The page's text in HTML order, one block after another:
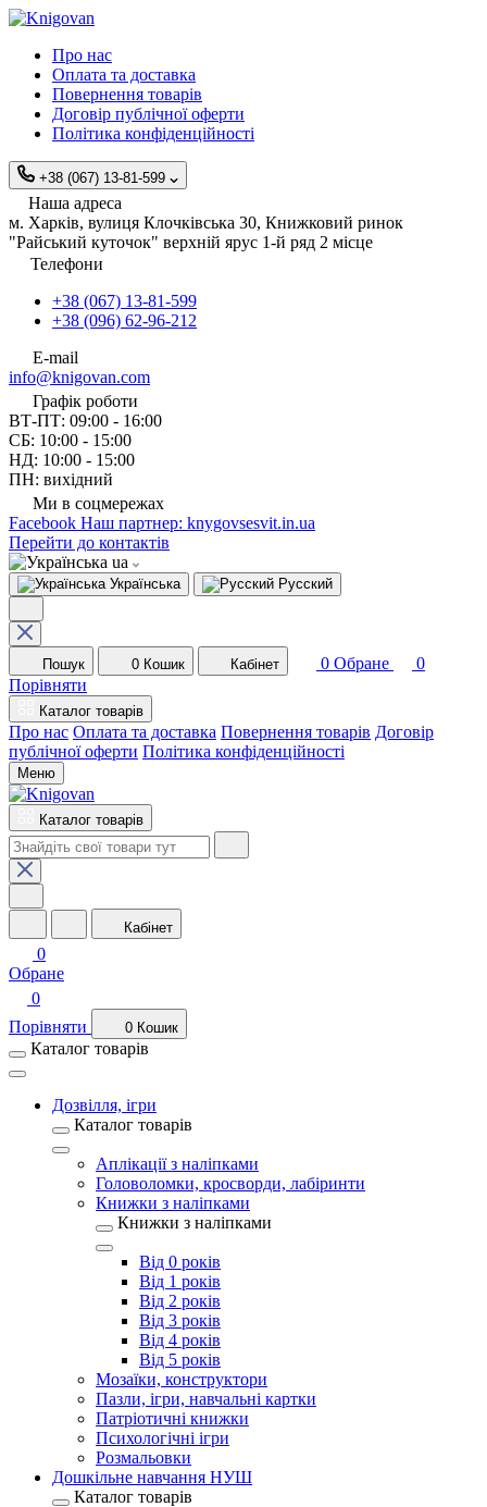
Про нас
Оплата та доставка
Повернення товарів
Договір публічної оферти
Політика конфіденційності
+38 (067) 13-81-599
Наша адреса
м. Харків, вулиця Клочківська 30, Книжковий ринок
"Райський куточок" верхній ярус 1-й ряд 2 місце
Телефони
+38 (067) 13-81-599
+38 (096) 62-96-212
E-mail
info@knigovan.com
Графік роботи
ВТ-ПТ: 09:00 - 16:00
СБ: 10:00 - 15:00
НД: 10:00 - 15:00
ПН: вихідний
Ми в соцмережах
Facebook Наш партнер: knygovsesvit.in.ua
Перейти до контактів
ua
Українська Русский
Пошук 0 Кошик Кабінет 0 Обране
0
Порівняти
Каталог товарів
Про нас Оплата та доставка Повернення товарів Договір
публічної оферти Політика конфіденційності
Меню
Каталог товарів
Кабінет
0
Обране
0
Порівняти
0 Кошик
Каталог товарів
Дозвілля, ігри
Каталог товарів
Аплікації з наліпками
Головоломки, кросворди, лабіринти
Книжки з наліпками
Книжки з наліпками
Від 0 років
Від 1 років
Від 2 років
Від 3 років
Від 4 років
Від 5 років
Мозаїки, конструктори
Пазли, ігри, навчальні картки
Патріотичні книжки
Психологічні ігри
Розмальовки
Дошкільне навчання НУШ
Каталог товарів